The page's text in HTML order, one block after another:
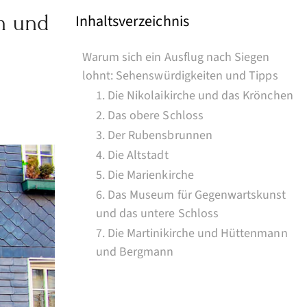
und Inhaltsverzeichnis
Warum sich ein Ausflug nach Siegen
lohnt: Sehenswürdigkeiten und Tipps
1. Die Nikolaikirche und das Krönchen
2. Das obere Schloss
3. Der Rubensbrunnen
4. Die Altstadt
5. Die Marienkirche
6. Das Museum für Gegenwartskunst
und das untere Schloss
7. Die Martinikirche und Hüttenmann
und Bergmann